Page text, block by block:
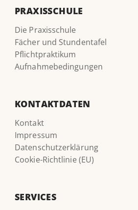
PRAXISSCHULE
Die Praxisschule
Fächer und Stundentafel
Pflichtpraktikum
Aufnahmebedingungen
KONTAKTDATEN
Kontakt
Impressum
Datenschutzerklärung
Cookie-Richtlinie (EU)
SERVICES